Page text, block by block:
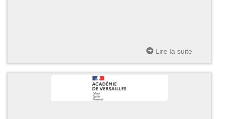
Lire la suite